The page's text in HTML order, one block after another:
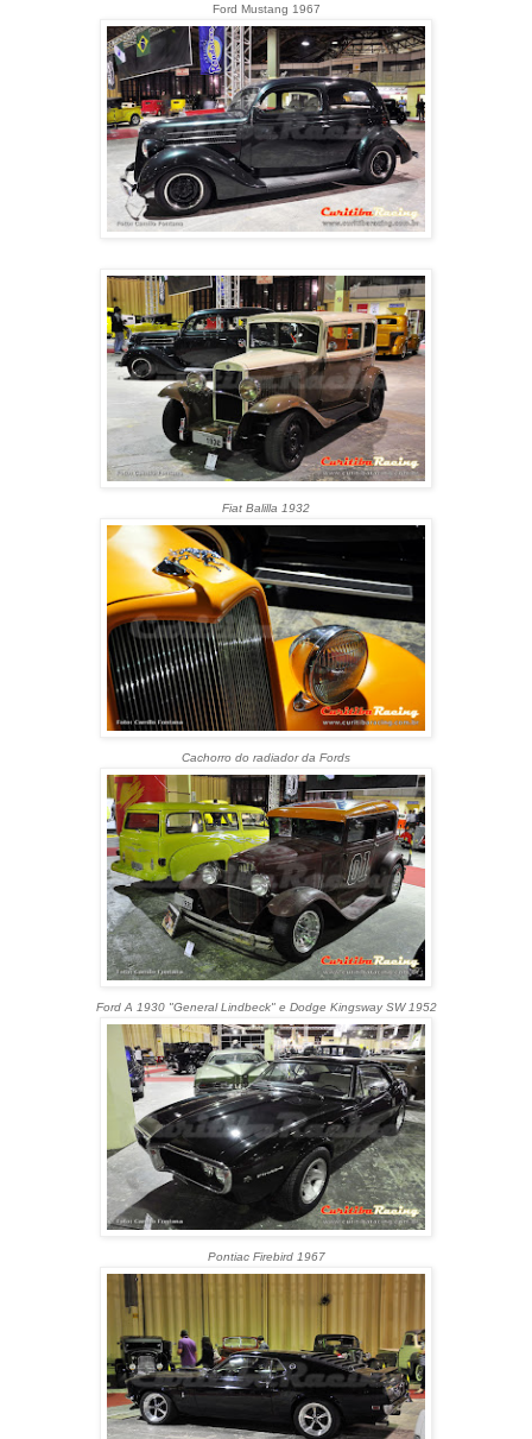
Ford Mustang 1967
Fiat Balilla 1932
Cachorro do radiador da Fords
Ford A 1930 "General Lindbeck" e Dodge Kingsway SW 1952
Pontiac Firebird 1967